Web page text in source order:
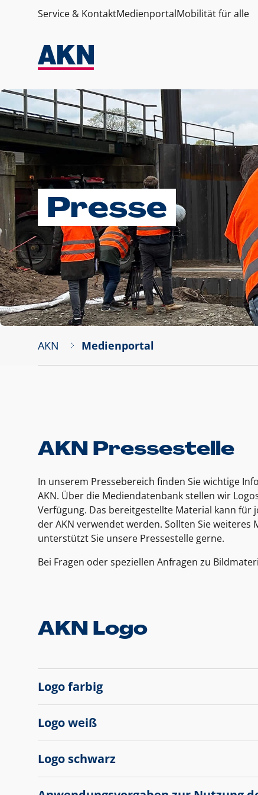
Service & KontaktMedienportalMobilität für alle
Presse
AKN Medienportal
AKN Pressestelle
In unserem Pressebereich finden Sie wichtige
AKN. Über die Mediendatenbank stellen wir
Verfügung. Das bereitgestellte Material kann
der AKN verwendet werden. Sollten Sie
unterstützt Sie unsere Pressestelle gerne.
Bei Fragen oder speziellen Anfragen zu
AKN Logo
Logo farbig
Logo weiß
Logo schwarz